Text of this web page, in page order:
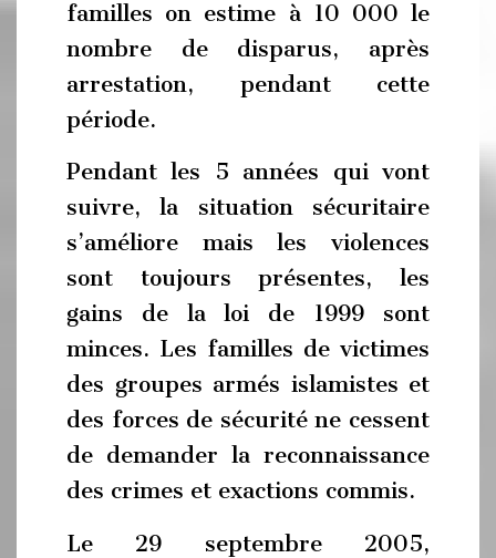
familles on estime à 10 000 le
nombre de disparus, après
arrestation, pendant cette
période.
Pendant les 5 années qui vont
suivre, la situation sécuritaire
s’améliore mais les violences
sont toujours présentes, les
gains de la loi de 1999 sont
minces. Les familles de victimes
des groupes armés islamistes et
des forces de sécurité ne cessent
de demander la reconnaissance
des crimes et exactions commis.
Le 29 septembre 2005,